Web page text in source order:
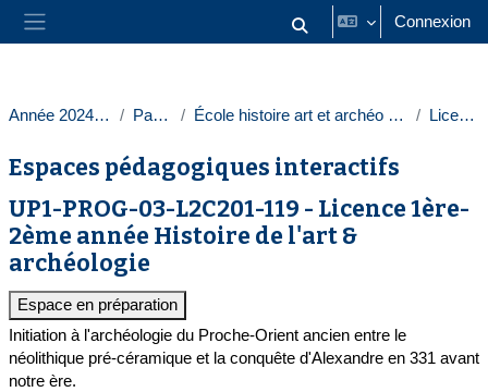
Passer au contenu principal
Panneau latéral Activer/désactiver la saisie
Connexion
Année 2024-2025 Paris 1 École histoire art et archéo Sorbonne Licences
Espaces pédagogiques interactifs
UP1-PROG-03-L2C201-119 - Licence 1ère-
2ème année Histoire de l'art &
archéologie
Espace en préparation
Initiation à l'archéologie du Proche-Orient ancien entre le
néolithique pré-céramique et la conquête d'Alexandre en 331 avant
notre ère.